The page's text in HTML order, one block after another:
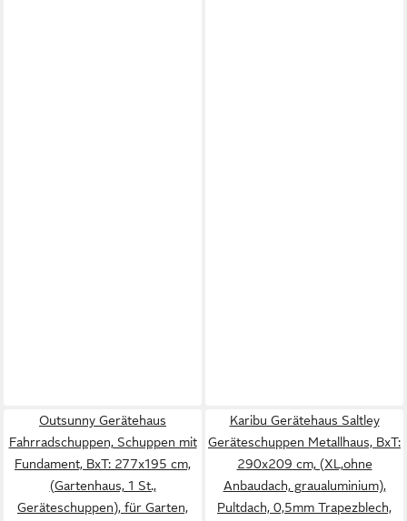
Outsunny Gerätehaus
Fahrradschuppen, Schuppen mit
Fundament, BxT: 277x195 cm,
(Gartenhaus, 1 St.,
Geräteschuppen), für Garten,
Karibu Gerätehaus Saltley
Geräteschuppen Metallhaus, BxT:
290x209 cm, (XL,ohne
Anbaudach, graualuminium),
Pultdach, 0,5mm Trapezblech,